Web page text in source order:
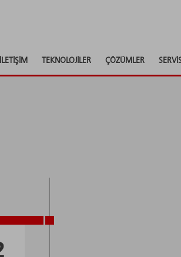
İLETIŞIM TEKNOLOJILER ÇÖZÜMLER